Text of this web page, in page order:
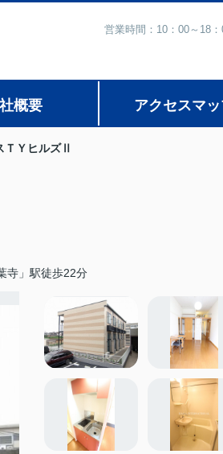
営業時間：10：00～18
概要 アクセスマ
ＴＹヒルズⅡ
寺」駅徒歩22分